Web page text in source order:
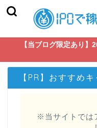
【当ブログ限定あり
【PR】おすすめ
※当サイトでは